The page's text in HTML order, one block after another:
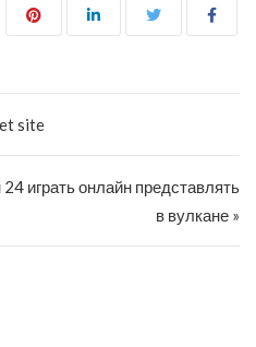
site
играть онлайн представлять
в вулкане »